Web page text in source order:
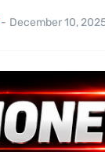
- December 10,